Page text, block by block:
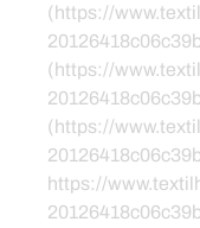
(https://
(https://
(https://
https://